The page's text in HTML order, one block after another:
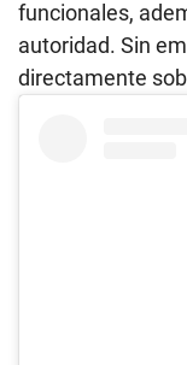
funcionales,
autoridad. Sin
directamente